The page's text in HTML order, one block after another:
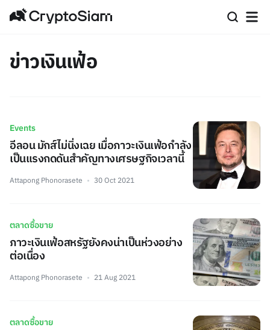
ข่าวเงินเฟ้อ
Events
อีลอน มักส์ไม่นิ่งเฉย เมื่อภาวะเงินเฟ้อกำลัง
เป็นแรงกดดันสำคัญทางเศรษฐกิจเวลานี้
Attapong Phonorasete 30 Oct 2021
ตลาดซื้อขาย
ภาวะเงินเฟ้อสหรัฐยังคงน่าเป็นห่วงอย่าง
ต่อเนื่อง
Attapong Phonorasete 21 Aug 2021
ตลาดซื้อขาย